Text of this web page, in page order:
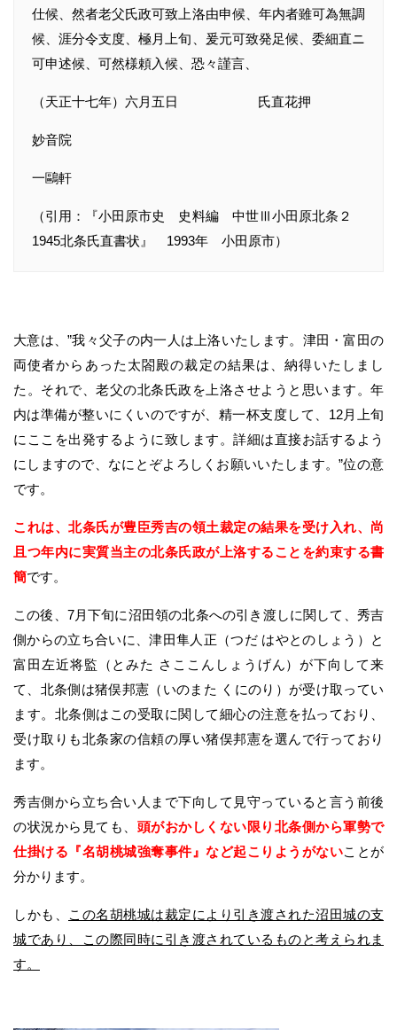
仕候、然者老父氏政可致上洛由申候、年内者雖可為無調
候、涯分令支度、極月上旬、爰元可致発足候、委細直ニ
可申述候、可然様頼入候、恐々謹言、
（天正十七年）六月五日 氏直花押
妙音院
一鷗軒
（引用：『小田原市史 史料編 中世Ⅲ小田原北条２
1945北条氏直書状』 1993年 小田原市）
大意は、”我々父子の内一人は上洛いたします。津田・富田の
両使者からあった太閤殿の裁定の結果は、納得いたしまし
た。それで、老父の北条氏政を上洛させようと思います。年
内は準備が整いにくいのですが、精一杯支度して、12月上旬
にここを出発するように致します。詳細は直接お話するよう
にしますので、なにとぞよろしくお願いいたします。”位の意
です。
これは、北条氏が豊臣秀吉の領土裁定の結果を受け入れ、尚
且つ年内に実質当主の北条氏政が上洛することを約束する書
簡です。
この後、7月下旬に沼田領の北条への引き渡しに関して、秀吉
側からの立ち合いに、津田隼人正（つだ はやとのしょう）と
富田左近将監（とみた さここんしょうげん）が下向して来
て、北条側は猪俣邦憲（いのまた くにのり）が受け取ってい
ます。北条側はこの受取に関して細心の注意を払っており、
受け取りも北条家の信頼の厚い猪俣邦憲を選んで行っており
ます。
秀吉側から立ち合い人まで下向して見守っていると言う前後
の状況から見ても、 頭がおかしくない限り北条側から軍勢で
仕掛ける『名胡桃城強奪事件』など起こりようがないことが
分かります。
しかも、
この名胡桃城は裁定により引き渡された沼田城の支
城であり、この際同時に引き渡されているものと考えられま
す。